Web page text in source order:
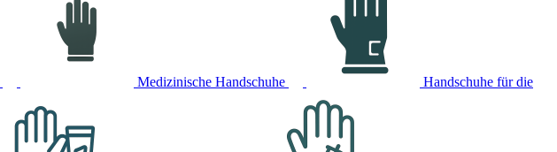
Medizinische Handschuhe Handschuhe für die